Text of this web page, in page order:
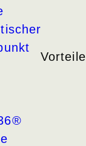
Vorteile